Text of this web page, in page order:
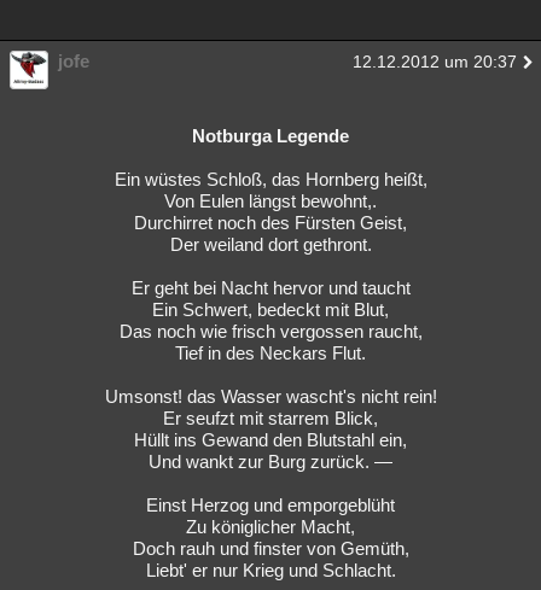
jofe 12.12.2012 um 20:37
Notburga Legende
Ein wüstes Schloß, das Hornberg heißt,
Von Eulen längst bewohnt,.
Durchirret noch des Fürsten Geist,
Der weiland dort gethront.
Er geht bei Nacht hervor und taucht
Ein Schwert, bedeckt mit Blut,
Das noch wie frisch vergossen raucht,
Tief in des Neckars Flut.
Umsonst! das Wasser wascht's nicht rein!
Er seufzt mit starrem Blick,
Hüllt ins Gewand den Blutstahl ein,
Und wankt zur Burg zurück. —
Einst Herzog und emporgeblüht
Zu königlicher Macht,
Doch rauh und finster von Gemüth,
Liebt' er nur Krieg und Schlacht.